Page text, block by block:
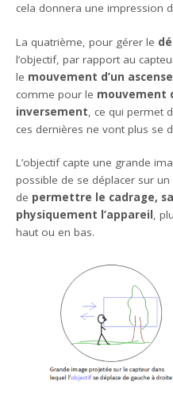
cela donnera une impression
La quatrième, pour gérer le
l’objectif, par rapport au
le mouvement d’un
comme pour le mouvement
inversement, ce qui permet
ces dernières ne vont plus se
L’objectif capte une grande
possible de se déplacer sur
de permettre le cadrage,
physiquement l’appareil,
haut ou en bas.